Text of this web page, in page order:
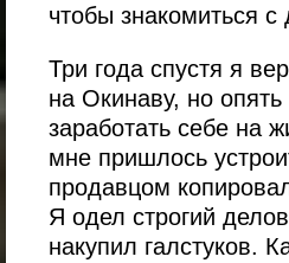
чтобы знакомиться
Три года спустя я
на Окинаву, но опять
заработать себе на
мне пришлось
продавцом
Я одел строгий
накупил галстуков.